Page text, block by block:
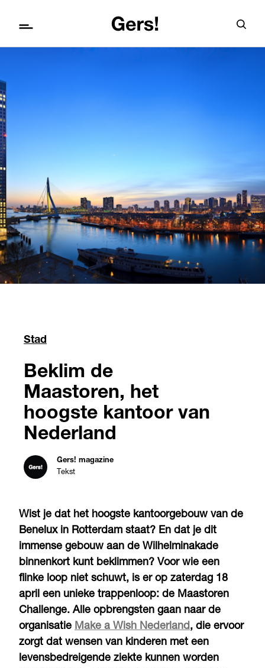
Stad
Beklim de
Maastoren, het
hoogste kantoor van
Nederland
Gers! magazine
Tekst
Wist je dat het hoogste kantoorgebouw van de
Benelux in Rotterdam staat? En dat je dit
immense gebouw aan de Wilhelminakade
binnenkort kunt beklimmen? Voor wie een
flinke loop niet schuwt, is er op zaterdag 18
april een unieke trappenloop: de Maastoren
Challenge. Alle opbrengsten gaan naar de
organisatie Make a Wish Nederland, die ervoor
zorgt dat wensen van kinderen met een
levensbedreigende ziekte kunnen worden